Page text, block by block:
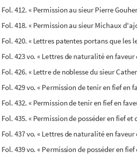
Fol. 412. « Permission au sieur Pierre
Fol. 418. « Permission au sieur Michaux
Fol. 420. « Lettres patentes portans que
Fol. 423 vo. « Lettres de naturalité en
Fol. 426. « Lettre de noblesse du sieur
Fol. 429 vo. « Permission de tenir en fief en
Fol. 432. « Permission de tenir en fief en
Fol. 435. « Permission de posséder en fief
Fol. 437 vo. « Lettres de naturalité en
Fol. 439 vo. « Permission de posséder en